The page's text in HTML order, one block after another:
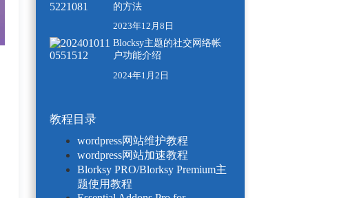
的方法
2023年12月8日
Blocksy主题的社交网络帐
户功能介绍
2024年1月2日
教程目录
wordpress网站维护教程
wordpress网站加速教程
Blorksy PRO/Blorksy Premium主
题使用教程